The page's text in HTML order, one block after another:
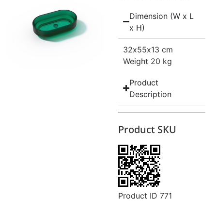
Dimension (W x L
x H)
32x55x13 cm
Weight 20 kg
Product
Description
Product SKU
Product ID 771